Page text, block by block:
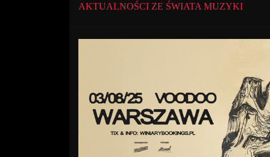
AKTUALNOŚCI ZE ŚWIATA MUZYKI